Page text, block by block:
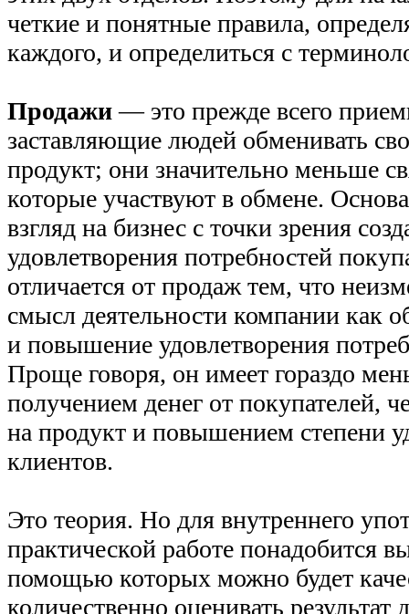
четкие и понятные правила,
каждого, и определиться с
Продажи— это прежде всего
заставляющие людей обменивать
продукт; они значительно меньше
которые участвуют в обмене.
взгляд на бизнес с точки зрения
удовлетворения потребностей
отличается от продаж тем, что
смысл деятельности компании как
и повышение удовлетворения
Проще говоря, он имеет гораздо
получением денег от покупателей,
на продукт и повышением степени
клиентов.
Это теория. Но для внутреннего
практической работе понадобится
помощью которых можно будет
количественно оценивать результат